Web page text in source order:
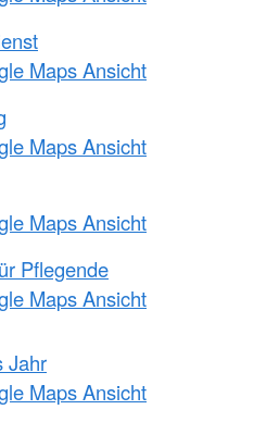
Maps Ansicht
Maps Ansicht
Maps Ansicht
Pflegende
Maps Ansicht
Jahr
Maps Ansicht